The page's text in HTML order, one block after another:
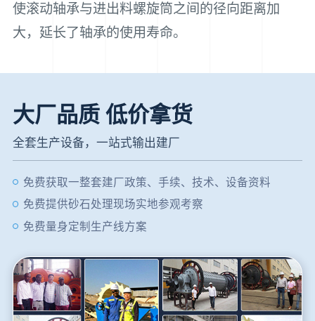
使滚动轴承与进出料螺旋筒之间的径向距离加
大，延长了轴承的使用寿命。
大厂品质 低价拿货
全套生产设备，一站式输出建厂
免费获取一整套建厂政策、手续、技术、设备资料
免费提供砂石处理现场实地参观考察
免费量身定制生产线方案